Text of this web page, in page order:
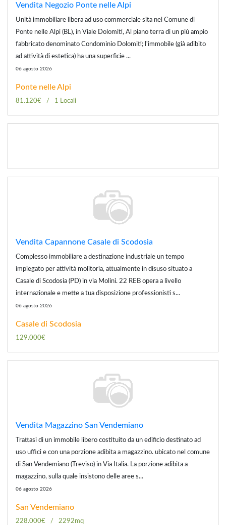
Vendita Negozio Ponte nelle Alpi
Unità immobiliare libera ad uso commerciale sita nel Comune di
Ponte nelle Alpi (BL), in Viale Dolomiti, Al piano terra di un più ampio
fabbricato denominato Condominio Dolomiti; l'immobile (già adibito
ad attività di estetica) ha una superficie ...
06 agosto 2026
Ponte nelle Alpi
81.120€ 1 Locali
Vendita Capannone Casale di Scodosia
Complesso immobiliare a destinazione industriale un tempo
impiegato per attività molitoria, attualmente in disuso situato a
Casale di Scodosia (PD) in via Molini. 22 REB opera a livello
internazionale e mette a tua disposizione professionisti s...
06 agosto 2026
Casale di Scodosia
129.000€
Vendita Magazzino San Vendemiano
Trattasi di un immobile libero costituito da un edificio destinato ad
uso uffici e con una porzione adibita a magazzino. ubicato nel comune
di San Vendemiano (Treviso) in Via Italia. La porzione adibita a
magazzino, sulla quale insistono delle aree s...
06 agosto 2026
San Vendemiano
228.000€ 2292mq